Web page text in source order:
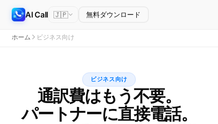
AI Call 🇯🇵 無料ダウンロード
ホーム ビジネス向け
ビジネス向け
通訳費はもう不要。
パートナーに直接電話。